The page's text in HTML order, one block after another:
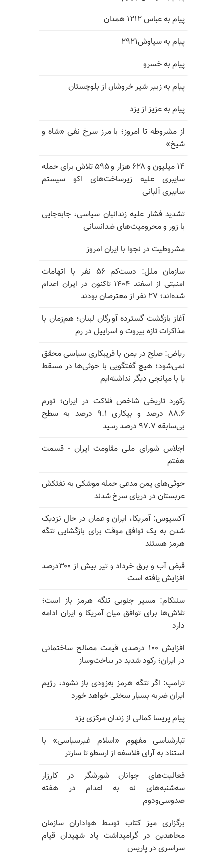
پیام به عباس ۱۲۱۲ همدان
پیام به سیاوش۲۹۲۱
پیام به خسرو
پیام به زبیر شیر خروشان از بلوچستان
پیام به عزیز از یزد
از مشروطه تا امروز؛ با مرز سرخ نفی «شاه و
شیخ»
۱۴ میلیون و ۶۲۸ هزار و ۵۹۵ تلاش برای حمله
سایبری علیه زیرساخت‌های اکو سیستم
سایبری آلبانی
تشدید فشار علیه زندانیان سیاسی، جابه‌جایی
با زور و محرومیت‌های ضدانسانی
مشروطیت در نجوا با ایران امروز
سازمان ملل: دست‌کم ۵۶ نفر با اتهامات
امنیتی از اسفند ۱۴۰۴ تاکنون در ایران اعدام
شده‌اند؛ ۲۷ نفر از معترضان بودند
آغاز بازگشت گسترده آوارگان لبنان؛ هم‌زمان با
مذاکرات تازه بیروت و اسراییل در رم
ریاض: صلح در یمن با فریبکاری سیاسی محقق
نمی‌شود؛ هیچ گفتگویی با حوثی‌ها در مسقط
یا با میانجی دیگر نداشته‌ایم
رکورد تاریخی شاخص فلاکت در ایران؛ تورم
۸۸.۶ درصد و بیکاری ۹.۱ درصد به سطح
بی‌سابقه ۹۷.۷ درصد رسید
اجلاس شورای ملی مقاومت ایران - قسمت
هفتم
حوثی‌های یمن مدعی حمله موشکی به نفتکش
عربستان در دریای سرخ شدند
آکسیوس: آمریکا، ایران و عمان در حال نزدیک
شدن به یک توافق موقت برای بازگشایی تنگه
هرمز هستند
قبض آب و برق خرداد و تیر بیش از ۳۰۰درصد
افزایش یافته است
سنتکام: مسیر جنوبی تنگه هرمز باز است؛
تلاش‌ها برای توافق میان آمریکا و ایران ادامه
دارد
افزایش ۱۰۰ درصدی قیمت مصالح ساختمانی
در ایران؛ رکود شدید در ساخت‌وساز
ترامپ: اگر تنگه هرمز به‌زودی باز نشود، رژیم
ایران ضربه بسیار سختی خواهد خورد
پیام پریسا کمالی از زندان مرکزی یزد
تبارشناسی مفهوم «اسلام غیرسیاسی» با
استناد به آرای فلاسفه از ارسطو تا سارتر
فعالیت‌های جوانان شورشگر در کارزار
سه‌شنبه‌های نه به اعدام در هفته
صدوسی‌و‌دوم
برگزاری میز کتاب توسط هواداران سازمان
مجاهدین در گرامیداشت یاد شهیدان قیام
سراسری در پاریس